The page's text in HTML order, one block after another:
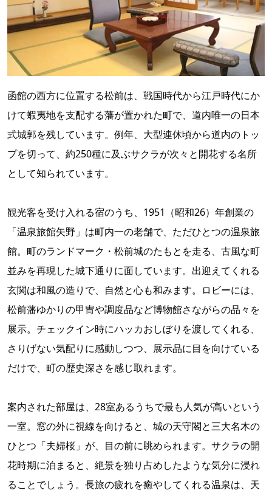
函館の西方に位置する松前は、戦国時代から江戸時代にか
けて蝦夷地を支配する藩が置かれた町で、道内唯一の日本
式城郭を残しています。例年、大型連休頃から道内のトッ
プを切って、約250種に及ぶサクラが次々と開花する名所
として知られています。
観光客を受け入れる宿のうち、1951（昭和26）年創業の
「温泉旅館矢野」は町内一の老舗で、ただひとつの温泉旅
館。町のランドマーク・松前城のたもとを走る、古風な町
並みを再現した城下通りに面しています。出迎えてくれる
玄関は和風の造りで、自然と心も和みます。ロビーには、
松前藩ゆかりの甲冑や調度品など博物館さながらの品々を
展示。チェックイン時にハッカおしぼりを渡してくれる、
さりげない気配りに感動しつつ、展示品に目を向けている
だけで、町の歴史深さを感じ取れます。
案内された部屋は、28室あるうちで最も人気が高いという
一室。窓の外に視線を向けると、城の天守閣と三大名木の
ひとつ「夫婦桜」が、目の前に眺められます。サクラの開
花時期に泊まると、絶景を独り占めしたような気分に浸れ
ることでしょう。長旅の疲れを癒やしてくれる温泉は、天